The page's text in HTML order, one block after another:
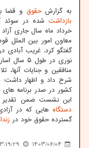
به گزارشحقوق و قضا
بازداشتشده در سوئد که
خرداد ماه سال جاری
معاون امور بین الملل
گفتگو کرد. غریب آبادی
نوری در
منافقین و جنایات
شرح داد و اظهار داشت:
کشور در صدر برنامه های
این نشست ضمن تقدیر
دستگاه هایی که در
گسترده حقوق خود در
1403/06/04